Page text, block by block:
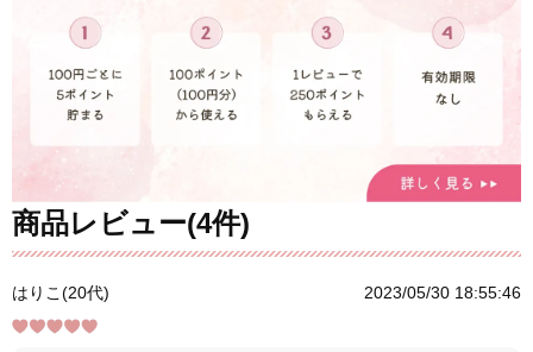
商品レビュー(4件)
はりこ(20代) 2023/05/30 18:55:46